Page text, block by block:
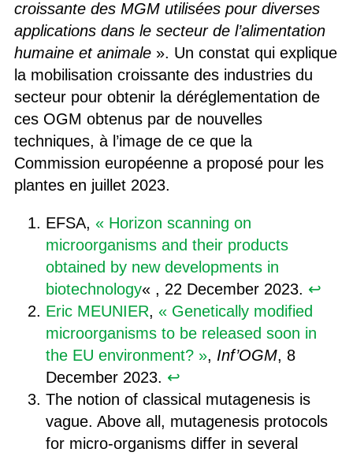
croissante des MGM utilisées pour diverses
applications dans le secteur de l’alimentation
humaine et animale». Un constat qui explique
la mobilisation croissante des industries du
secteur pour obtenir la déréglementation de
ces OGM obtenus par de nouvelles
techniques, à l’image de ce que la
Commission européenne a proposé pour les
plantes en juillet 2023.
EFSA, « Horizon scanning on
microorganisms and their products
obtained by new developments in
biotechnology« , 22 December 2023. ↩︎
Eric MEUNIER, « Genetically modified
microorganisms to be released soon in
the EU environment? », Inf’OGM, 8
December 2023. ↩︎
The notion of classical mutagenesis is
vague. Above all, mutagenesis protocols
for micro-organisms differ in several